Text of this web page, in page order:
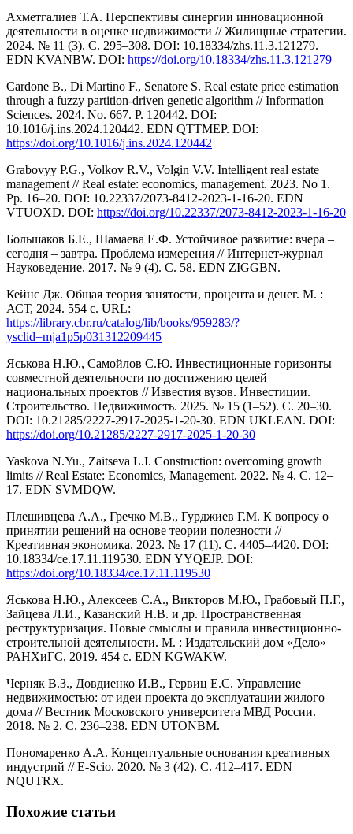
Ахметгалиев Т.А. Перспективы синергии инновационной
деятельности в оценке недвижимости // Жилищные стратегии.
2024. № 11 (3). С. 295–308. DOI: 10.18334/zhs.11.3.121279.
EDN KVANBW. DOI: https://doi.org/10.18334/zhs.11.3.121279
Cardone B., Di Martino F., Senatore S. Real estate price estimation
through a fuzzy partition-driven genetic algorithm // Information
Sciences. 2024. No. 667. Р. 120442. DOI:
10.1016/j.ins.2024.120442. EDN QTTMEP. DOI:
https://doi.org/10.1016/j.ins.2024.120442
Grabovyy P.G., Volkov R.V., Volgin V.V. Intelligent real estate
management // Real estate: economics, management. 2023. No 1.
Рр. 16–20. DOI: 10.22337/2073-8412-2023-1-16-20. EDN
VTUOXD. DOI: https://doi.org/10.22337/2073-8412-2023-1-16-20
Большаков Б.Е., Шамаева Е.Ф. Устойчивое развитие: вчера –
сегодня – завтра. Проблема измерения // Интернет-журнал
Науковедение. 2017. № 9 (4). С. 58. EDN ZIGGBN.
Кейнс Дж. Общая теория занятости, процента и денег. М. :
АСТ, 2024. 554 с. URL:
https://library.cbr.ru/catalog/lib/books/959283/?
ysclid=mja1p5p031312209445
Яськова Н.Ю., Самойлов С.Ю. Инвестиционные горизонты
совместной деятельности по достижению целей
национальных проектов // Известия вузов. Инвестиции.
Строительство. Недвижимость. 2025. № 15 (1–52). С. 20–30.
DOI: 10.21285/2227-2917-2025-1-20-30. EDN UKLEAN. DOI:
https://doi.org/10.21285/2227-2917-2025-1-20-30
Yaskova N.Yu., Zaitseva L.I. Construction: overcoming growth
limits // Real Estate: Economics, Management. 2022. № 4. С. 12–
17. EDN SVMDQW.
Плешивцева А.А., Гречко М.В., Гурджиев Г.М. К вопросу о
принятии решений на основе теории полезности //
Креативная экономика. 2023. № 17 (11). С. 4405–4420. DOI:
10.18334/ce.17.11.119530. EDN YYQEJP. DOI:
https://doi.org/10.18334/ce.17.11.119530
Яськова Н.Ю., Алексеев С.А., Викторов М.Ю., Грабовый П.Г.,
Зайцева Л.И., Казанский Н.В. и др. Пространственная
реструктуризация. Новые смыслы и правила инвестиционно-
строительной деятельности. М. : Издательский дом «Дело»
РАНХиГС, 2019. 454 с. EDN KGWAKW.
Черняк В.З., Довдиенко И.В., Гервиц Е.С. Управление
недвижимостью: от идеи проекта до эксплуатации жилого
дома // Вестник Московского университета МВД России.
2018. № 2. С. 236–238. EDN UTONBM.
Пономаренко А.А. Концептуальные основания креативных
индустрий // E-Scio. 2020. № 3 (42). С. 412–417. EDN
NQUTRX.
Похожие статьи